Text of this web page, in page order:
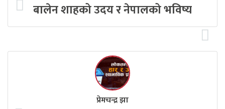
बालेन शाहको उदय र नेपालको भविष्य
प्रेमचन्द्र झा